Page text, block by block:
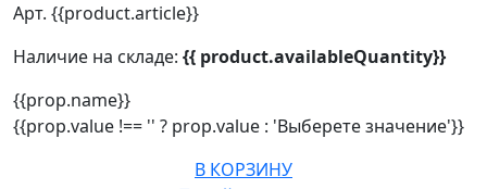
Арт. {{product.article}}
Наличие на складе: {{ product.availableQuantity}}
{{prop.name}}
{{prop.value !== '' ? prop.value : 'Выберете значение'}}
В КОРЗИНУ